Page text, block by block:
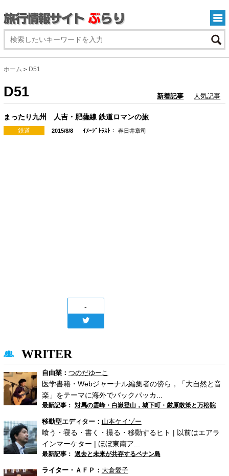
ホーム > D51
D51 人気記事
新着記事
まったり九州 人吉・肥薩線 鉄道ロマンの旅
鉄道 2015/8/8 ｲﾒｰｼﾞﾄﾗｽﾄ： 春日井章司
-
WRITER
自由業： つのだゆーこ
医学書籍・Webジャーナル編集者の傍ら，「大自然と音
楽」をテーマに海外でバックパッカ...
最新記事： 対馬の霊峰・白嶽登山，城下町・厳原散策と万松院
移動型エディター： 山本ケイゾー
喰う・寝る・書く・撮る・移動するヒト | 以前はエアラ
インマーケター | ほぼ東南ア...
最新記事： 過去と未来が共存するペナン島
ライター・ＡＦＰ： 大倉愛子